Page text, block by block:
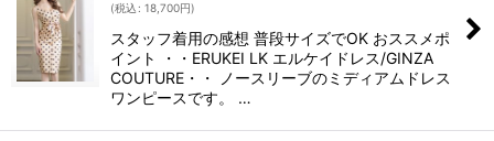
(税込 : 18,700円)
スタッフ着用の感想 普段サイズでOK おススメポ
イント ・・ERUKEI LK エルケイドレス/GINZA
COUTURE・・ ノースリーブのミディアムドレス
ワンピースです。 …